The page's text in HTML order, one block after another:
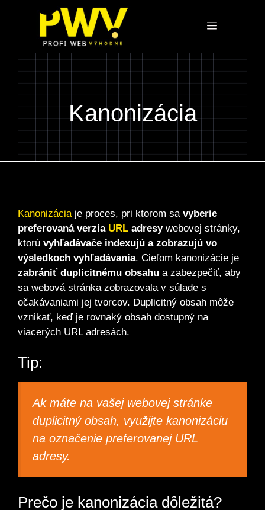
Menu
Kanonizácia
Kanonizáciaje proces, pri ktorom sa vyberie
preferovaná verzia URL adresywebovej stránky,
ktorú vyhľadávače indexujú a zobrazujú vo
výsledkoch vyhľadávania. Cieľom kanonizácie je
zabrániť duplicitnému obsahu a zabezpečiť, aby
sa webová stránka zobrazovala v súlade s
očakávaniami jej tvorcov. Duplicitný obsah môže
vznikať, keď je rovnaký obsah dostupný na
viacerých URL adresách.
Tip:
Ak máte na vašej webovej stránke
duplicitný obsah, využijte kanonizáciu
na označenie preferovanej URL
adresy.
Prečo je kanonizácia dôležitá?